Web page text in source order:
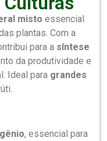
misto essencial
plantas. Com a
para a síntese
da produtividade e
Ideal para grandes
, essencial para